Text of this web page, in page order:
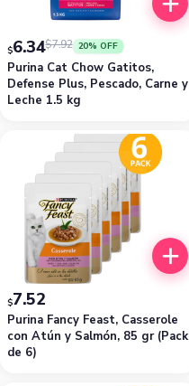
Purina Cat Chow Gatitos,
Defense Plus, Pescado, Carne y
Leche 1.5 kg
$7.92
$6.34 20% OFF
Purina Fancy Feast, Casserole
con Atún y Salmón, 85 gr (Pack
de 6)
$7.52